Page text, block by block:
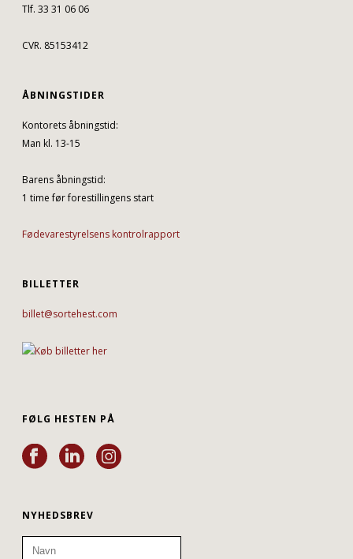
Tlf. 33 31 06 06
CVR. 85153412
ÅBNINGSTIDER
Kontorets åbningstid:
Man kl. 13-15
Barens åbningstid:
1 time før forestillingens start
Fødevarestyrelsens kontrolrapport
BILLETTER
billet@sortehest.com
FØLG HESTEN PÅ
NYHEDSBREV